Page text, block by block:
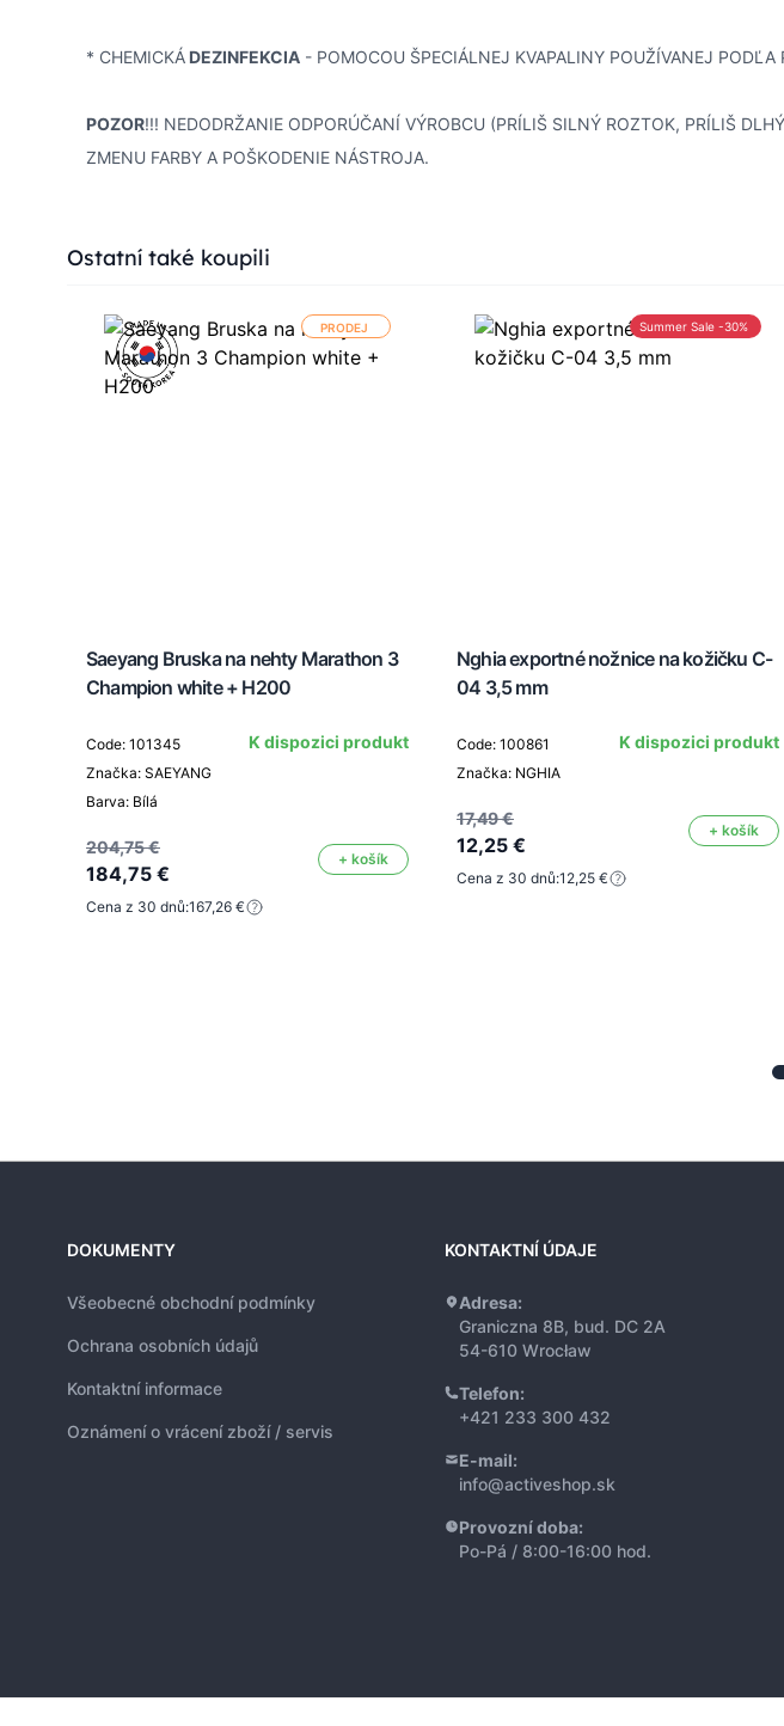
* CHEMICKÁ DEZINFEKCIA - POMOCOU ŠPECIÁLNEJ KVAPALINY POUŽÍVANEJ PODĽA
POZOR!!! NEDODRŽANIE ODPORÚČANÍ VÝROBCU (PRÍLIŠ SILNÝ ROZTOK, PRÍLIŠ
ZMENU FARBY A POŠKODENIE NÁSTROJA.
Press to skip carousel
Ostatní také koupili
PRODEJ
Saeyang Bruska na nehty Marathon 3
Champion white + H200
Code: 101345
Značka: SAEYANG
Barva: Bílá
K dispozici produkt
204,75 €
184,75 €
+ košík
Cena z 30 dnů:167,26 €
Summer Sale -30%
Nghia exportné nožnice na kožičku C-
04 3,5 mm
Code: 100861
Značka: NGHIA
K dispozici produkt
17,49 €
12,25 €
+ košík
Cena z 30 dnů:12,25 €
DOKUMENTY
Všeobecné obchodní podmínky
Ochrana osobních údajů
Kontaktní informace
Oznámení o vrácení zboží / servis
KONTAKTNÍ ÚDAJE
Adresa:
Graniczna 8B, bud. DC 2A
54-610 Wrocław
Telefon:
+421 233 300 432
E-mail:
info@activeshop.sk
Provozní doba:
Po-Pá / 8:00-16:00 hod.